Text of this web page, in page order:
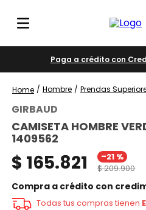
Paga a crédito con
Hombre Prendas
GIRBAUD
CAMISETA HOMBRE
1409562
$ 165.821 -21 %
$209.900
Compra a crédito con
Todas tus compras tienen